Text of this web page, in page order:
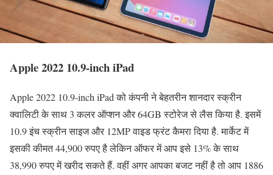
Apple 2022 10.9-inch iPad
Apple 2022 10.9-inch iPad को कंपनी ने बेहतरीन शानदार स्क्रीन
क्वालिटी के साथ 3 कलर ऑप्शन और 64GB स्टोरेज से लैस किया है. इसमें
10.9 इंच स्क्रीन साइज और 12MP वाइड फ्रंट कैमरा दिया है. मार्केट में
इसकी कीमत 44,900 रुपए है लेकिन ऑफर में आप इसे 13% के साथ
38,990 रुपए में खरीद सकते हैं. वहीं अगर आपका बजट नहीं है तो आप 1886